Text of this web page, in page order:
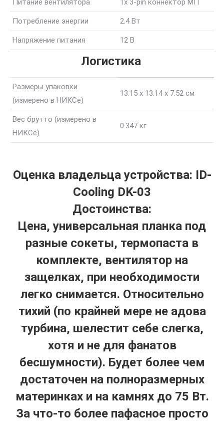
Питание вентилятора 1x 3-pin коннектор МП
Потребление энергии 2.4 Вт
Напряжение питания 12 В
Логистика
Размеры упаковки
(измерено в НИКСе)
13.15 x 13.14 x 7.52 см
Вес брутто (измерено в
НИКСе)
0.347 кг
Оценка владельца устройства: ID-
Cooling DK-03
Достоинства:
Цена, универсальная планка под
разные сокеты, термопаста в
комплекте, вентилятор на
защелках, при необходимости
легко снимается. Относительно
тихий (по крайней мере не адова
турбина, шелестит себе слегка,
хотя и не для фанатов
бесшумности). Будет более чем
достаточен на полноразмерных
материнках и на камнях до 75 Вт.
За что-то более пафасное просто